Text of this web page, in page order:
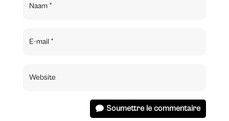
Soumettre le commentaire